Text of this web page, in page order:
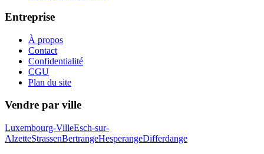
Entreprise
À propos
Contact
Confidentialité
CGU
Plan du site
Vendre par ville
Luxembourg-VilleEsch-sur-
AlzetteStrassenBertrangeHesperangeDifferdange